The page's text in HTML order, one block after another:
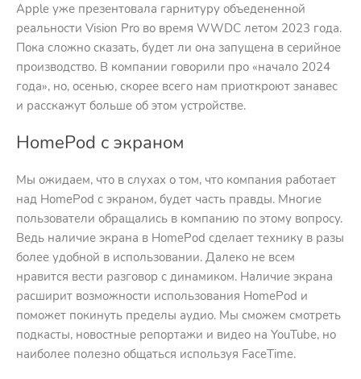
Apple уже презентовала гарнитуру объедененной
реальности Vision Pro во время WWDC летом 2023 года.
Пока сложно сказать, будет ли она запущена в серийное
производство. В компании говорили про «начало 2024
года», но, осенью, скорее всего нам приоткроют занавес
и расскажут больше об этом устройстве.
HomePod с экраном
Мы ожидаем, что в слухах о том, что компания работает
над HomePod с экраном, будет часть правды. Многие
пользователи обращались в компанию по этому вопросу.
Ведь наличие экрана в HomePod сделает технику в разы
более удобной в использовании. Далеко не всем
нравится вести разговор с динамиком. Наличие экрана
расширит возможности использования HomePod и
поможет покинуть пределы аудио. Мы сможем смотреть
подкасты, новостные репортажи и видео на YouTube, но
наиболее полезно общаться используя FaceTime.